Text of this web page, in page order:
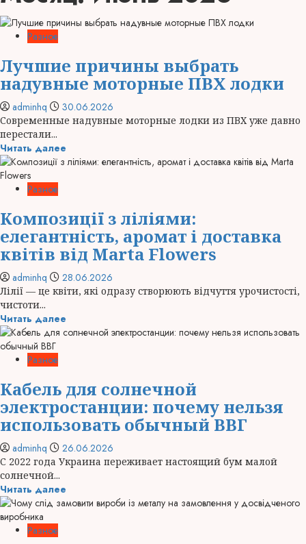
Разное
Лучшие причины выбрать
надувные моторные ПВХ лодки
adminhq 30.06.2026
Современные надувные моторные лодки из ПВХ уже давно
перестали...
Читать далее
Разное
Композиції з ліліями:
елегантність, аромат і доставка
квітів від Marta Flowers
adminhq 28.06.2026
Лілії — це квіти, які одразу створюють відчуття урочистості,
чистоти...
Читать далее
Разное
Кабель для солнечной
электростанции: почему нельзя
использовать обычный ВВГ
adminhq 26.06.2026
С 2022 года Украина переживает настоящий бум малой
солнечной...
Читать далее
Разное